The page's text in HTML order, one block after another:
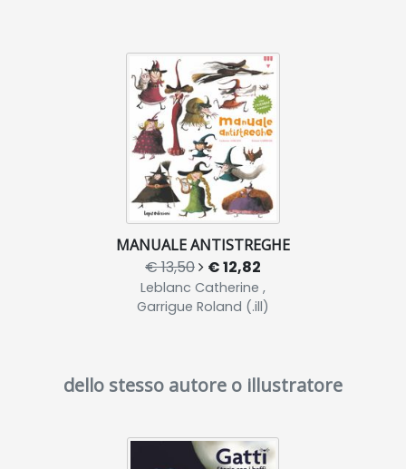
MANUALE ANTISTREGHE
€ 13,50 € 12,82
Leblanc Catherine ,
Garrigue Roland (.ill)
dello stesso autore o illustratore